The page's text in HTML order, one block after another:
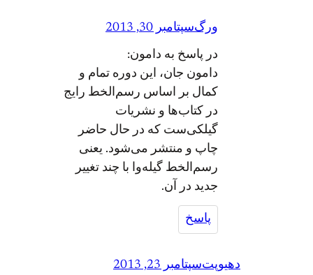
ورگسپتامبر 30, 2013
در پاسخ به دامون:
دامون جان، این دوره تمام و
کمال بر اساس رسم‌الخط رایج
در کتاب‌ها و نشریات
گیلکی‌ست که در حال حاضر
چاپ و منتشر می‌شود. یعنی
رسم‌الخط گیله‌وا با چند تغییر
جدید در آن.
پاسخ
دهیوپتسپتامبر 23, 2013